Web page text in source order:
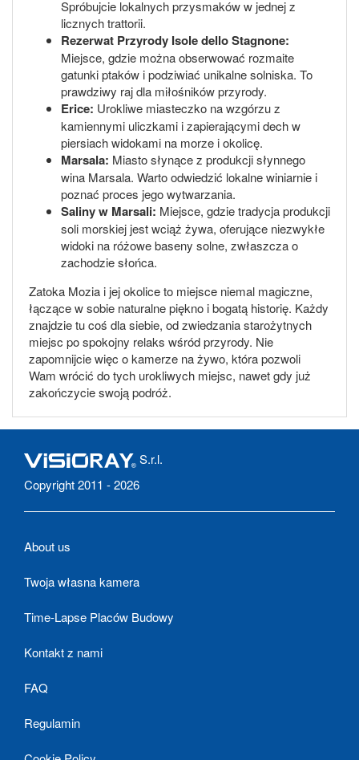
Spróbujcie lokalnych przysmaków w jednej z
licznych trattorii.
Rezerwat Przyrody Isole dello Stagnone:
Miejsce, gdzie można obserwować rozmaite
gatunki ptaków i podziwiać unikalne solniska. To
prawdziwy raj dla miłośników przyrody.
Erice: Urokliwe miasteczko na wzgórzu z
kamiennymi uliczkami i zapierającymi dech w
piersiach widokami na morze i okolicę.
Marsala: Miasto słynące z produkcji słynnego
wina Marsala. Warto odwiedzić lokalne winiarnie i
poznać proces jego wytwarzania.
Saliny w Marsali: Miejsce, gdzie tradycja produkcji
soli morskiej jest wciąż żywa, oferujące niezwykłe
widoki na różowe baseny solne, zwłaszcza o
zachodzie słońca.
Zatoka Mozia i jej okolice to miejsce niemal magiczne,
łączące w sobie naturalne piękno i bogatą historię. Każdy
znajdzie tu coś dla siebie, od zwiedzania starożytnych
miejsc po spokojny relaks wśród przyrody. Nie
zapomnijcie więc o kamerze na żywo, która pozwoli
Wam wrócić do tych urokliwych miejsc, nawet gdy już
zakończycie swoją podróż.
S.r.l.
Copyright 2011 - 2026
About us
Twoja własna kamera
Time-Lapse Placów Budowy
Kontakt z nami
FAQ
Regulamin